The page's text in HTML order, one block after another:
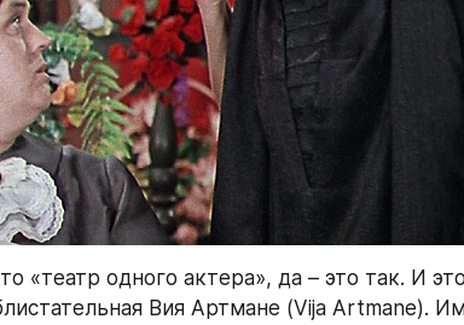
«театр одного актера», да – это так. И
Вия Артмане (Vija Artmane).